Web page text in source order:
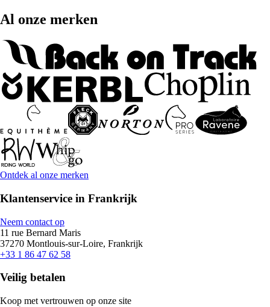
Al onze merken
Ontdek al onze merken
Klantenservice in Frankrijk
Neem contact op
11 rue Bernard Maris
37270 Montlouis-sur-Loire, Frankrijk
+33 1 86 47 62 58
Veilig betalen
Koop met vertrouwen op onze site